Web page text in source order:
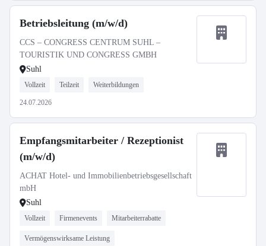
Betriebsleitung (m/w/d)
CCS – CONGRESS CENTRUM SUHL –
TOURISTIK UND CONGRESS GMBH
Suhl
Vollzeit Teilzeit Weiterbildungen
24.07.2026
Empfangsmitarbeiter / Rezeptionist
(m/w/d)
ACHAT Hotel- und Immobilienbetriebsgesellschaft
mbH
Suhl
Vollzeit Firmenevents Mitarbeiterrabatte
Vermögenswirksame Leistung